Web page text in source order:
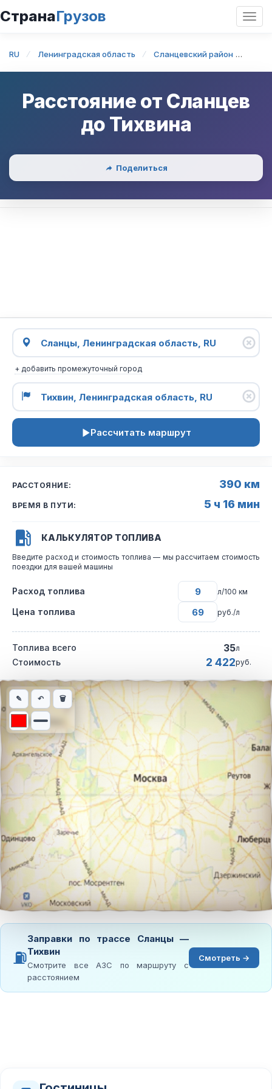
СтранаГрузов
RU Ленинградская область Сланцевский район
Расстояние от Сланцев
до Тихвина
Поделиться
+ добавить промежуточный город
Рассчитать маршрут
РАССТОЯНИЕ: 390 км
ВРЕМЯ В ПУТИ: 5 ч 16 мин
КАЛЬКУЛЯТОР ТОПЛИВА
Введите расход и стоимость топлива — мы рассчитаем стоимость
поездки для вашей машины
Расход топлива л/100 км
Цена топлива руб./л
Топлива всего 35л
Стоимость 2 422руб.
Интерактивная карта автомобильного маршрута из города
✎ ↶ 🗑
⛽
Заправки по трассе Сланцы —
Тихвин
Смотрите все АЗС по маршруту с
расстоянием
Смотреть →